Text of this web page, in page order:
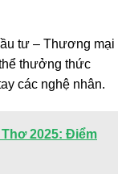
tư – Thương mại
thưởng thức
các nghệ nhân.
2025: Điểm